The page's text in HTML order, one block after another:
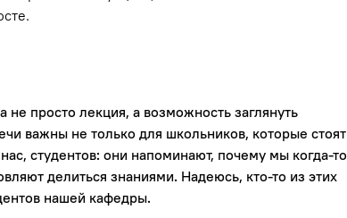
просто лекция, а возможность заглянуть
важны не только для школьников, которые стоят
студентов: они напоминают, почему мы когда‑то
делиться знаниями. Надеюсь, кто‑то из этих
нашей кафедры.